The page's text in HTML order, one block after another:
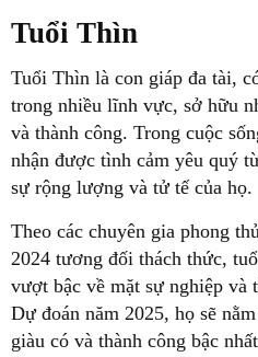
Tuổi Thìn
Tuổi Thìn là con giáp đa tài,
trong nhiều lĩnh vực, sở hữu
và thành công. Trong cuộc
nhận được tình cảm yêu quý
sự rộng lượng và tử tế của họ.
Theo các chuyên gia phong
2024 tương đối thách thức,
vượt bậc về mặt sự nghiệp
Dự đoán năm 2025, họ sẽ
giàu có và thành công bậc